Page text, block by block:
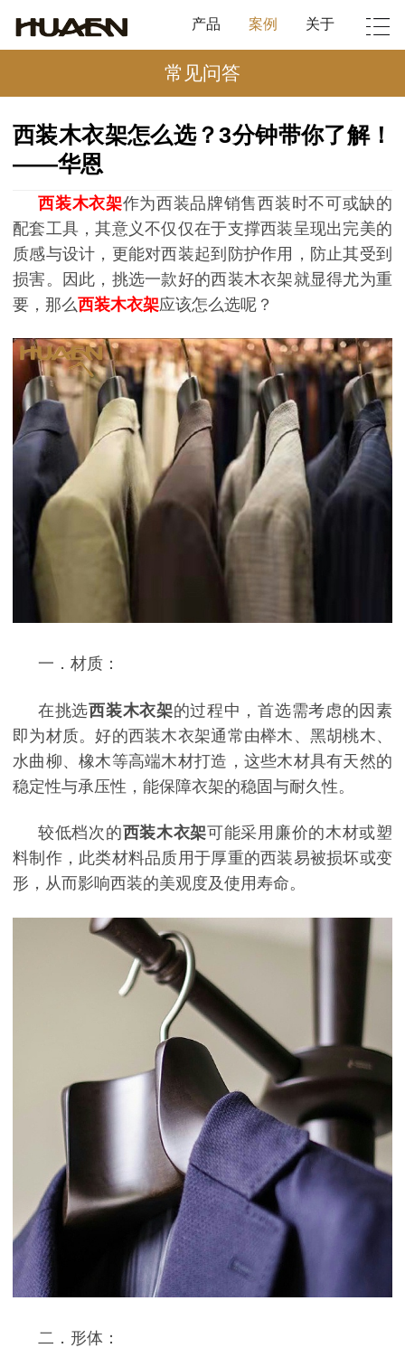
产品 案例 关于
常见问答
西装木衣架怎么选？3分钟带你了解！
——华恩
西装木衣架作为西装品牌销售西装时不可或缺的
配套工具，其意义不仅仅在于支撑西装呈现出完美的
质感与设计，更能对西装起到防护作用，防止其受到
损害。因此，挑选一款好的西装木衣架就显得尤为重
要，那么西装木衣架应该怎么选呢？
一．材质：
在挑选西装木衣架的过程中，首选需考虑的因素
即为材质。好的西装木衣架通常由榉木、黑胡桃木、
水曲柳、橡木等高端木材打造，这些木材具有天然的
稳定性与承压性，能保障衣架的稳固与耐久性。
较低档次的西装木衣架可能采用廉价的木材或塑
料制作，此类材料品质用于厚重的西装易被损坏或变
形，从而影响西装的美观度及使用寿命。
二．形体：